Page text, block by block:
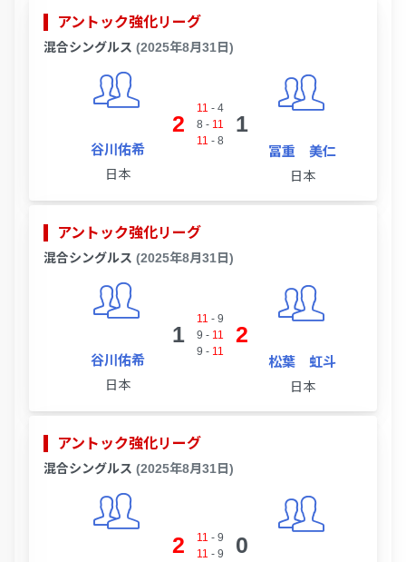
アントック強化リーグ
混合シングルス (2025年8月31日)
谷川佑希
日本
2
11 - 4
8 - 11
11 - 8
1
冨重 美仁
日本
アントック強化リーグ
混合シングルス (2025年8月31日)
谷川佑希
日本
1
11 - 9
9 - 11
9 - 11
2
松葉 虹斗
日本
アントック強化リーグ
混合シングルス (2025年8月31日)
2 11 - 9
11 - 9 0